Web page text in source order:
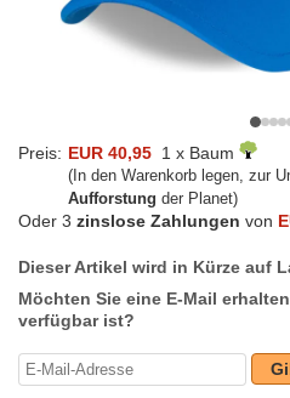
Preis: EUR 40,95 1 x Baum
(In den Warenkorb legen, zur
Aufforstung der Planet)
Oder 3 zinslose Zahlungen von
Dieser Artikel wird in Kürze auf
Möchten Sie eine E-Mail
verfügbar ist?